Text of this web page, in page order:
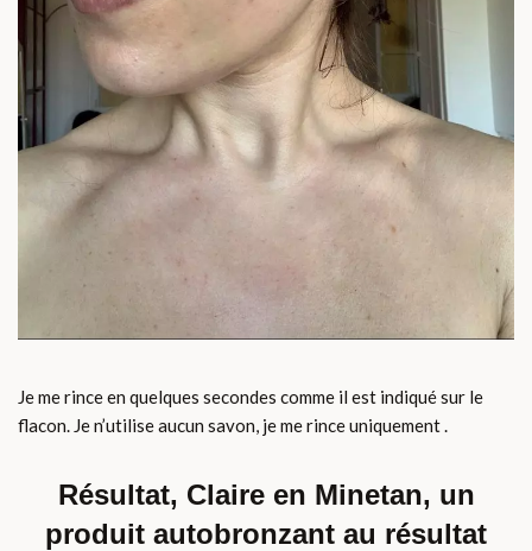
Je me rince en quelques secondes comme il est indiqué sur le
flacon. Je n’utilise aucun savon, je me rince uniquement .
Résultat, Claire en Minetan, un
produit autobronzant au résultat